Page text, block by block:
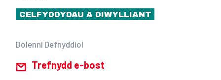
CELFYDDYDAU A DIWYLLIANT
Dolenni Defnyddiol
Trefnydd e-bost